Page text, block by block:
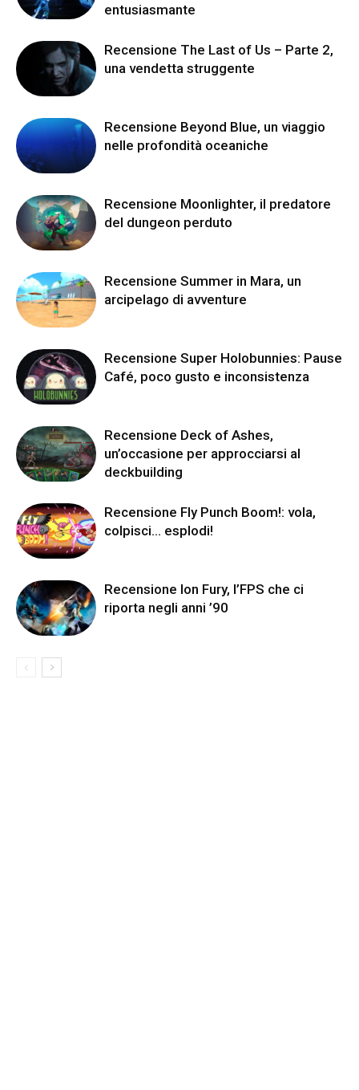
entusiasmante
Recensione The Last of Us – Parte 2,
una vendetta struggente
Recensione Beyond Blue, un viaggio
nelle profondità oceaniche
Recensione Moonlighter, il predatore
del dungeon perduto
Recensione Summer in Mara, un
arcipelago di avventure
Recensione Super Holobunnies: Pause
Café, poco gusto e inconsistenza
Recensione Deck of Ashes,
un’occasione per approcciarsi al
deckbuilding
Recensione Fly Punch Boom!: vola,
colpisci… esplodi!
Recensione Ion Fury, l’FPS che ci
riporta negli anni ’90